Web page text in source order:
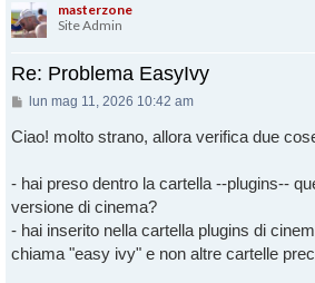
masterzone
Site Admin
Re: Problema EasyIvy
Messaggio
lun mag 11, 2026 10:42 am
Ciao! molto strano, allora verifica due
- hai preso dentro la cartella --plugins--
versione di cinema?
- hai inserito nella cartella plugins di
chiama "easy ivy" e non altre cartelle